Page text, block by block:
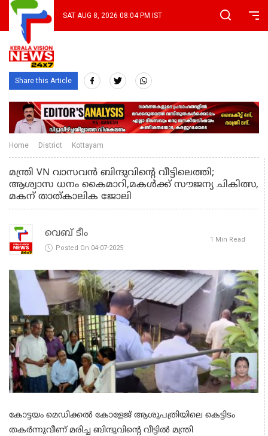
SAT AUG 8, 2026 08:04 PM IST
Share this Article
Home District Kottayam
മന്ത്രി VN വാസവൻ ബിന്ദുവിന്റെ വീട്ടിലെത്തി;
ആശ്വാസ ധനം കൈമാറി,മകൾക്ക് സൗജന്യ ചികിത്സ,
മകന് താത്കാലിക ജോലി
വെബ് ടീം
Posted On 04-07-2025
1 Min Read
കോട്ടയം മെഡിക്കല്‍ കോളേജ് ആശുപത്രിയിലെ കെട്ടിടം
തകര്‍ന്നുവീണ് മരിച്ച ബിന്ദുവിന്റെ വീട്ടില്‍ മന്ത്രി